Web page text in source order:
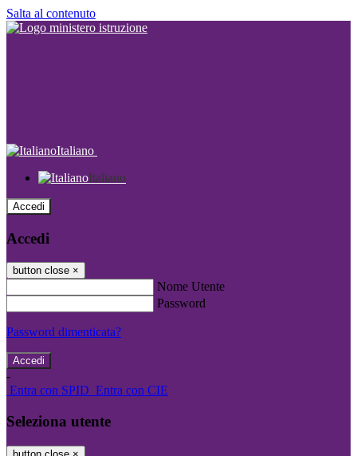
Salta al contenuto
Italiano
Italiano
Accedi
Accedi
button close ×
Nome Utente
Password
Password dimenticata?
-
Entra con SPID Entra con CIE
Seleziona utente